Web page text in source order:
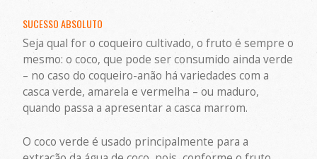
SUCESSO ABSOLUTO
Seja qual for o coqueiro cultivado, o fruto é sempre o
mesmo: o coco, que pode ser consumido ainda verde
– no caso do coqueiro-anão há variedades com a
casca verde, amarela e vermelha – ou maduro,
quando passa a apresentar a casca marrom.
O coco verde é usado principalmente para a